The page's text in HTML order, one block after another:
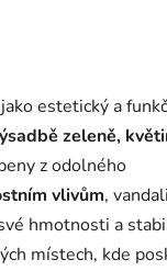
estetický a
zeleně,
z odolného
vlivům,
hmotnosti a
místech, kde